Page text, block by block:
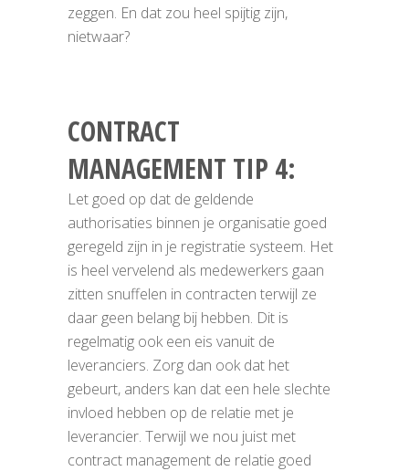
zeggen. En dat zou heel spijtig zijn,
nietwaar?
CONTRACT
MANAGEMENT TIP 4:
Let goed op dat de geldende
authorisaties binnen je organisatie goed
geregeld zijn in je registratie systeem. Het
is heel vervelend als medewerkers gaan
zitten snuffelen in contracten terwijl ze
daar geen belang bij hebben. Dit is
regelmatig ook een eis vanuit de
leveranciers. Zorg dan ook dat het
gebeurt, anders kan dat een hele slechte
invloed hebben op de relatie met je
leverancier. Terwijl we nou juist met
contract management de relatie goed